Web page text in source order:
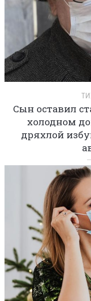
Сын оставил
холодном
дряхлой